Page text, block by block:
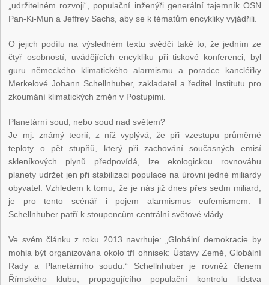
„udržitelném rozvoji“, populační inženýři generální tajemník OSN
Pan-Ki-Mun a Jeffrey Sachs, aby se k tématům encykliky vyjádřili.
O jejich podílu na výsledném textu svědčí také to, že jedním ze
čtyř osobností, uvádějících encykliku při tiskové konferenci, byl
guru německého klimatického alarmismu a poradce kancléřky
Merkelové Johann Schellnhuber, zakladatel a ředitel Institutu pro
zkoumání klimatických změn v Postupimi.
Planetární soud, nebo soud nad světem?
Je mj. známý teorií, z níž vyplývá, že při vzestupu průměrné
teploty o pět stupňů, který při zachování současných emisí
skleníkových plynů předpovídá, lze ekologickou rovnováhu
planety udržet jen při stabilizaci populace na úrovni jedné miliardy
obyvatel. Vzhledem k tomu, že je nás již dnes přes sedm miliard,
je pro tento scénář i pojem alarmismus eufemismem. I
Schellnhuber patří k stoupencům centrální světové vlády.
Ve svém článku z roku 2013 navrhuje: „Globální demokracie by
mohla být organizována okolo tří ohnisek: Ústavy Země, Globální
Rady a Planetárního soudu.“ Schellnhuber je rovněž členem
Římského klubu, propagujícího populační kontrolu lidstva